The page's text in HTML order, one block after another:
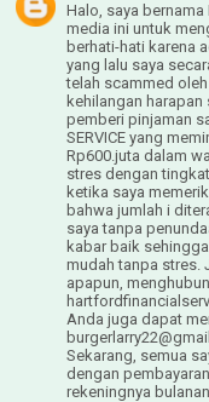
Halo, saya bernama
media ini untuk
berhati-hati karena
yang lalu saya
telah scammed
kehilangan
pemberi pinjaman
SERVICE yang
Rp600.juta dalam
stres dengan
ketika saya
bahwa jumlah i
saya tanpa
kabar baik
mudah tanpa stres.
apapun,
Anda juga dapat
Sekarang, semua
dengan
rekeningnya